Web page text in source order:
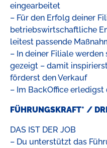
eingearbeitet
– Für den Erfolg deiner
betriebswirtschaftliche
leitest passende
– In deiner Filiale
gezeigt – damit
förderst den Verkauf
– Im BackOffice
FÜHRUNGSKRAFT* /
DAS IST DER JOB
– Du unterstützt das